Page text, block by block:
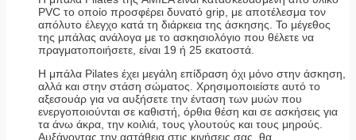
PVC το οποίο προσφέρει δυνατό grip, με αποτέλεσμα τον
απόλυτο έλεγχο κατά τη διάρκεια της άσκησης. Το μέγεθος
της μπάλας ανάλογα με το ασκησιολόγιο που θέλετε να
πραγματοποιήσετε, είναι 19 ή 25 εκατοστά.
Η μπάλα Pilates έχει μεγάλη επίδραση όχι μόνο στην άσκηση,
αλλά και στην στάση σώματος. Χρησιμοποιείστε αυτό το
αξεσουάρ για να αυξήσετε την ένταση των μυών που
ενεργοποιούνται σε καθιστή, όρθια θέση και σε ασκήσεις για
τα άνω άκρα, την κοιλιά, τους γλουτούς και τους μηρούς.
Αυξάνοντας την αστάθεια στις κινήσεις σας, θα